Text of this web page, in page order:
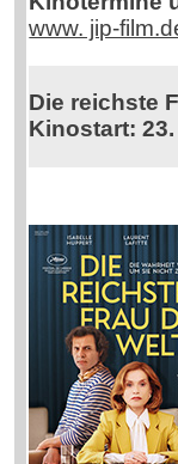
www. jip-
Die reichste
Kinostart: